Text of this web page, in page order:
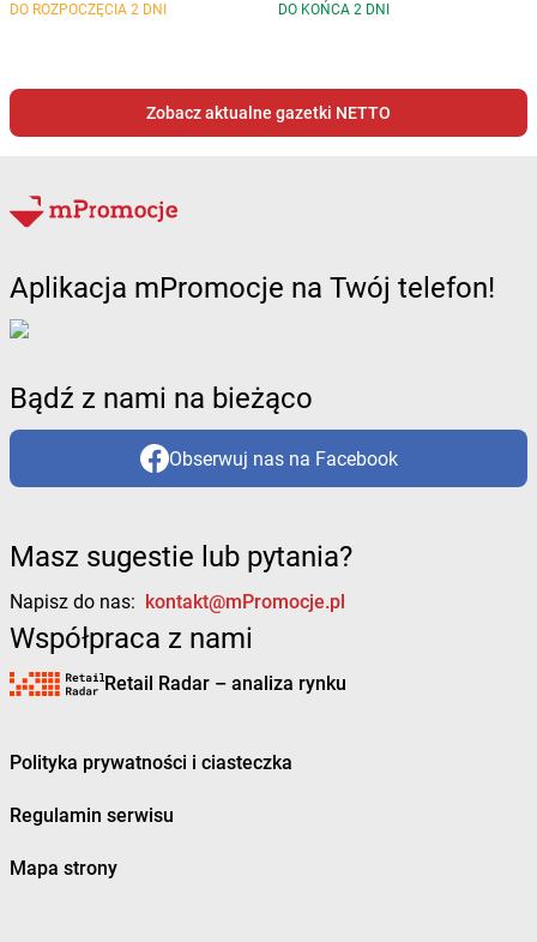
DO ROZPOCZĘCIA 2 DNI
DO KOŃCA 2 DNI
Zobacz aktualne gazetki NETTO
Aplikacja mPromocje na Twój telefon!
Bądź z nami na bieżąco
Obserwuj nas na Facebook
Masz sugestie lub pytania?
Napisz do nas: kontakt@mPromocje.pl
Współpraca z nami
Retail Radar – analiza rynku
Polityka prywatności i ciasteczka
Regulamin serwisu
Mapa strony